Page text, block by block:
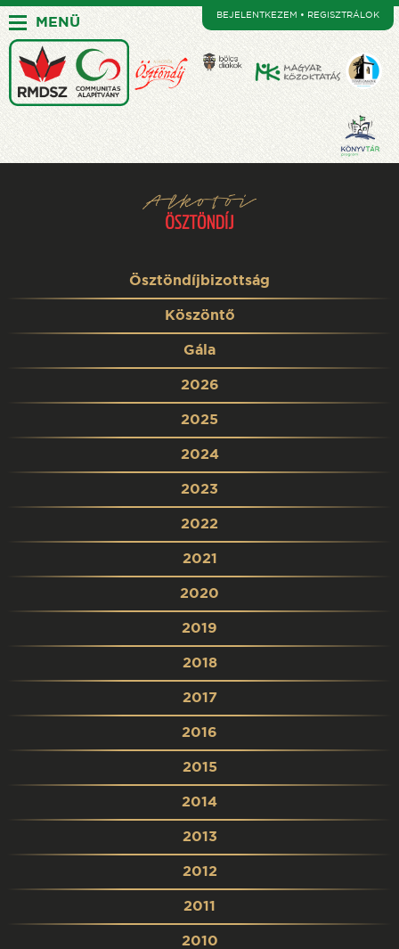
MENÜ BEJELENTKEZEM • REGISZTRÁLOK
Ösztöndíjbizottság
Köszöntő
Gála
2026
2025
2024
2023
2022
2021
2020
2019
2018
2017
2016
2015
2014
2013
2012
2011
2010